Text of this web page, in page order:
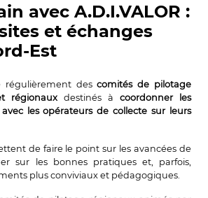
avec A.D.I.VALOR :
et échanges
Est
régulièrement descomités de pilotage
régionaux destinés à coordonner les
les opérateurs de collecte sur leurs
de faire le point sur les avancées de
sur les bonnes pratiques et, parfois,
plus conviviaux et pédagogiques.